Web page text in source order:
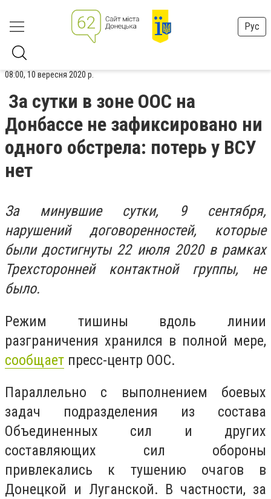
Рус
08:00, 10 вересня 2020 р.
За сутки в зоне ООС на
Донбассе не зафиксировано ни
одного обстрела: потерь у ВСУ
нет
За минувшие сутки, 9 сентября,
нарушений договоренностей, которые
были достигнуты 22 июля 2020 в рамках
Трехсторонней контактной группы, не
было.
Режим тишины вдоль линии
разграничения хранился в полной мере,
сообщает пресс-центр ООС.
Параллельно с выполнением боевых
задач подразделения из состава
Объединенных сил и других
составляющих сил обороны
привлекались к тушению очагов в
Донецкой и Луганской. В частности, за